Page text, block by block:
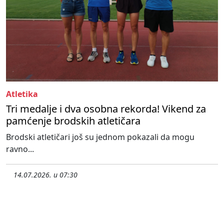
Atletika
Tri medalje i dva osobna rekorda! Vikend za
pamćenje brodskih atletičara
Brodski atletičari još su jednom pokazali da mogu
ravno...
14.07.2026. u 07:30